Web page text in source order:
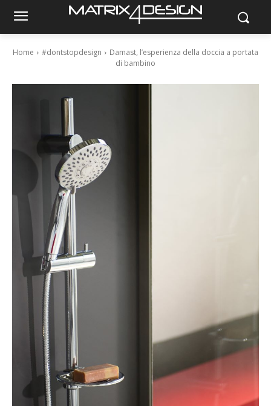
Home #dontstopdesign
Damast, l’esperienza della doccia a portata
di bambino